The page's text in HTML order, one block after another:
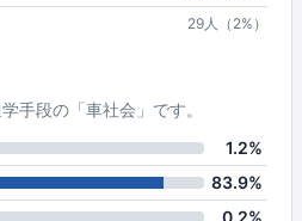
29人（2%）
手段の「車社会」です。
1.2%
83.9%
0.2%